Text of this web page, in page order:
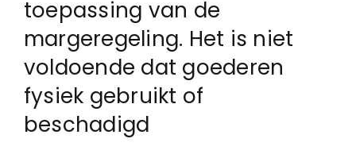
toepassing van de
margeregeling. Het is niet
voldoende dat goederen
fysiek gebruikt of
beschadigd